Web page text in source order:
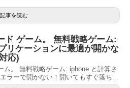
記事を読む
ド ゲーム。 無料戦略ゲーム:
リケーションに最適が開かな
応)
。 無料戦略ゲーム: iphone と計算さ
ラーで開かない！開いてもすぐ落ち...